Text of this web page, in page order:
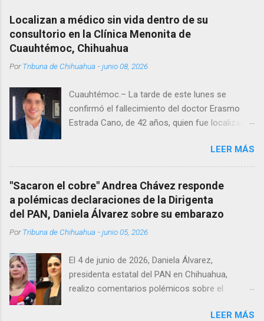
Localizan a médico sin vida dentro de su
consultorio en la Clínica Menonita de
Cuauhtémoc, Chihuahua
PorTribuna de Chihuahua -junio 08, 2026
Cuauhtémoc.– La tarde de este lunes se
confirmó el fallecimiento del doctor Erasmo
Estrada Cano, de 42 años, quien fue localizado
Menonita, ubicada en el kilómetro 10 del
Corredor Comercial. Según reportes el médico
se habría quitado la vida mientras permanecía
encerrado en el consultorio, por lo que
autoridades tuvieron que derribar la puerta,
Estrada, quien se desempeñó como presidente
un médico reconocido en la región.
LEER MÁS
"Sacaron el cobre" Andrea Chávez responde
a polémicas declaraciones de la Dirigenta
del PAN, Daniela Álvarez sobre su embarazo
PorTribuna de Chihuahua -junio 05, 2026
El 4 de junio de 2026, Daniela Álvarez,
presidenta estatal del PAN en Chihuahua,
realizo comentarios polémicos sobre el
Chávez. “acuérdense que su bebé está porLEER MÁS